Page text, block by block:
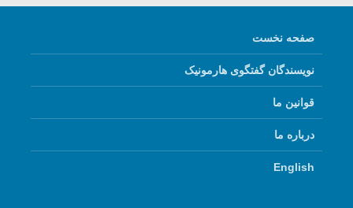
صفحه نخست
نویسندگان گفتگوی هارمونیک
قوانین ما
درباره ما
English